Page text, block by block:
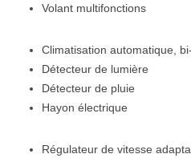
Volant multifonctions
Climatisation automatique,
Détecteur de lumière
Détecteur de pluie
Hayon électrique
Régulateur de vitesse